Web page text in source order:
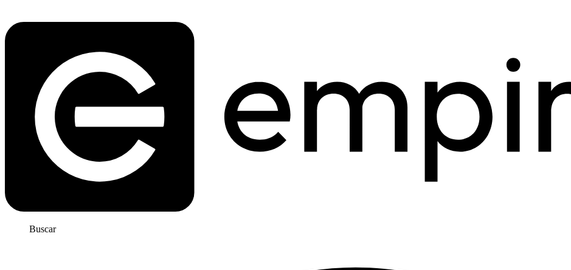
Buscar